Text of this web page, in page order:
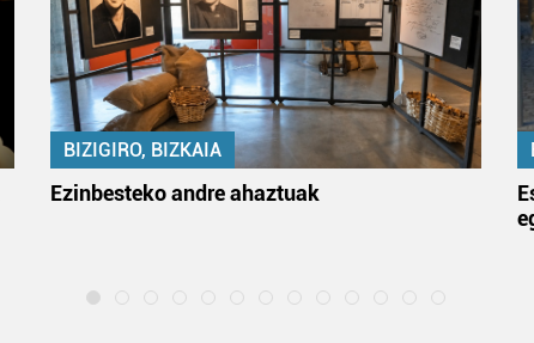
BIZIGIRO, BIZKAIA
Ezinbesteko andre ahaztuak